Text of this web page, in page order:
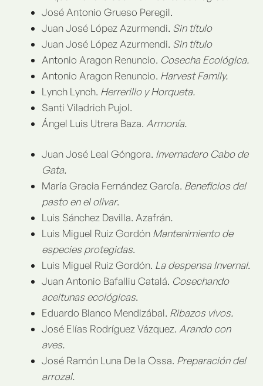
José Antonio Grueso Peregil.
Juan José López Azurmendi. Sin título
Juan José López Azurmendi. Sin título
Antonio Aragon Renuncio. Cosecha Ecológica.
Antonio Aragon Renuncio. Harvest Family.
Lynch Lynch. Herrerillo y Horqueta.
Santi Viladrich Pujol.
Ángel Luis Utrera Baza. Armonía.
Juan José Leal Góngora. Invernadero Cabo de
Gata.
María Gracia Fernández García. Beneficios del
pasto en el olivar.
Luis Sánchez Davilla. Azafrán.
Luis Miguel Ruiz Gordón Mantenimiento de
especies protegidas.
Luis Miguel Ruiz Gordón. La despensa Invernal.
Juan Antonio Bafalliu Catalá. Cosechando
aceitunas ecológicas.
Eduardo Blanco Mendizábal. Ribazos vivos.
José Elías Rodríguez Vázquez. Arando con
aves.
José Ramón Luna De la Ossa. Preparación del
arrozal.